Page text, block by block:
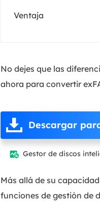
Ventaja
No dejes que las
ahora para convertir
Descargar
 Gestor de discos
Más allá de su
funciones de gestión de